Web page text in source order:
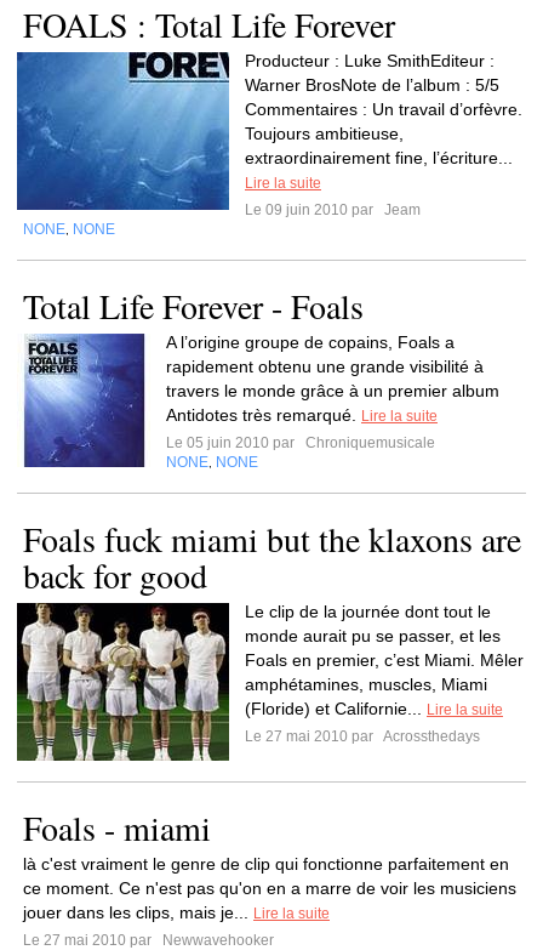
FOALS : Total Life Forever
Producteur : Luke SmithEditeur :
Warner BrosNote de l’album : 5/5
Commentaires : Un travail d’orfèvre.
Toujours ambitieuse,
extraordinairement fine, l’écriture...
Lire la suite
Le 09 juin 2010 par
Jeam
NONE NONE
Total Life Forever - Foals
A l’origine groupe de copains, Foals a
rapidement obtenu une grande visibilité à
travers le monde grâce à un premier album
Antidotes très remarqué.
Lire la suite
Le 05 juin 2010 par
Chroniquemusicale
NONE NONE
Foals fuck miami but the klaxons are
back for good
Le clip de la journée dont tout le
monde aurait pu se passer, et les
Foals en premier, c’est Miami. Mêler
amphétamines, muscles, Miami
(Floride) et Californie...
Lire la suite
Le 27 mai 2010 par Acrossthedays
Foals - miami
là c'est vraiment le genre de clip qui fonctionne parfaitement en
ce moment. Ce n'est pas qu'on en a marre de voir les musiciens
jouer dans les clips, mais je...
Lire la suite
Le 27 mai 2010 par
Newwavehooker